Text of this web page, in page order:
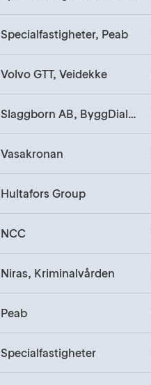
Specialfastigheter, Peab
Volvo GTT, Veidekke
Slaggborn AB, ByggDialog
Vasakronan
Hultafors Group
NCC
Niras, Kriminalvården
Peab
Specialfastigheter